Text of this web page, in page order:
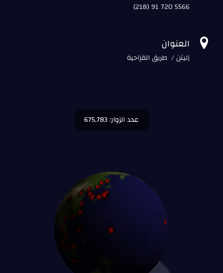
(218) 91 720 5566
 العنوان
زليتن / طريق القزاحية
عدد الزوار: 675,783